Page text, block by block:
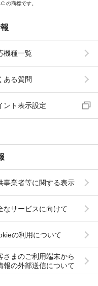
の商標です。
機種一覧
ある質問
ント表示設定
事業者等に関する表示
なサービスに向けて
の利用について
さまのご利用端末から
報の外部送信について